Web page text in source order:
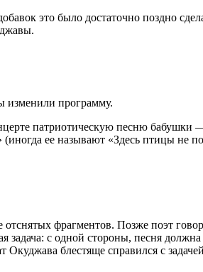
это было достаточно поздно
изменили программу.
патриотическую песню
ее называют «Здесь птицы не
фрагментов. Позже поэт
с одной стороны, песня
блестяще справился с